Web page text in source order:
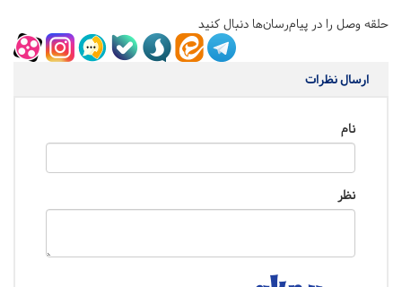
حلقه وصل را در پیام‌رسان‌ها دنبال کنید
ارسال نظرات
نام
نظر